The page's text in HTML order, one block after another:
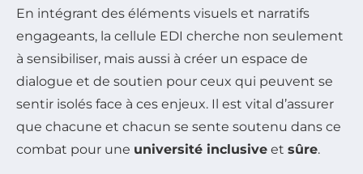
En intégrant des éléments visuels et narratifs
engageants, la cellule EDI cherche non seulement
à sensibiliser, mais aussi à créer un espace de
dialogue et de soutien pour ceux qui peuvent se
sentir isolés face à ces enjeux. Il est vital d’assurer
que chacune et chacun se sente soutenu dans ce
combat pour une université inclusive et sûre.